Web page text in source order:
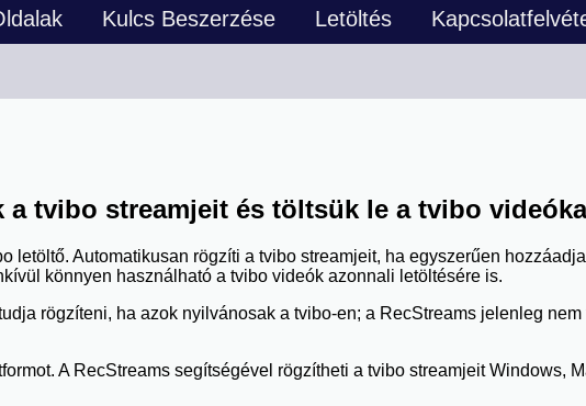
Kulcs Beszerzése Letöltés
a tvibo streamjeit és töltsük le a tvibo
letöltő. Automatikusan rögzíti a tvibo streamjeit, ha egyszerűen
könnyen használható a tvibo videók azonnali letöltésére is.
rögzíteni, ha azok nyilvánosak a tvibo-en; a RecStreams jelenleg nem
A RecStreams segítségével rögzítheti a tvibo streamjeit Windows,